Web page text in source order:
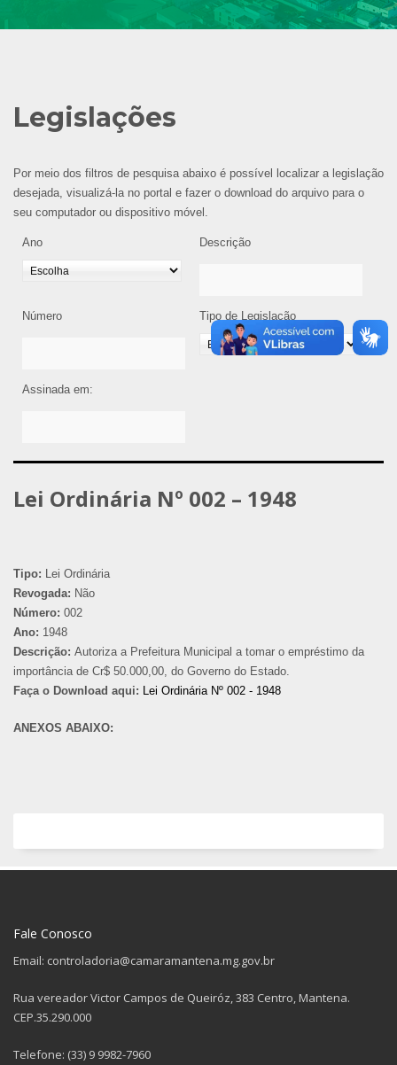
Legislações
Por meio dos filtros de pesquisa abaixo é possível localizar a legislação
desejada, visualizá-la no portal e fazer o download do arquivo para o
seu computador ou dispositivo móvel.
Ano Descrição
Número Tipo de Legislação
Assinada em:
Lei Ordinária Nº 002 – 1948
Tipo: Lei Ordinária
Revogada: Não
Número: 002
Ano: 1948
Descrição: Autoriza a Prefeitura Municipal a tomar o empréstimo da
importância de Cr$ 50.000,00, do Governo do Estado.
Faça o Download aqui: Lei Ordinária Nº 002 - 1948
ANEXOS ABAIXO:
Fale Conosco
Email: controladoria@camaramantena.mg.gov.br
Rua vereador Victor Campos de Queiróz, 383 Centro, Mantena.
CEP.35.290.000
Telefone: (33) 9 9982-7960